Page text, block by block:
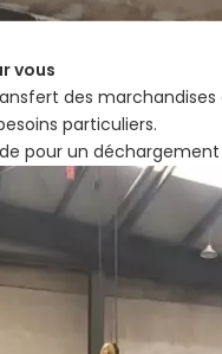
vous
des marchandises
particuliers.
pour un